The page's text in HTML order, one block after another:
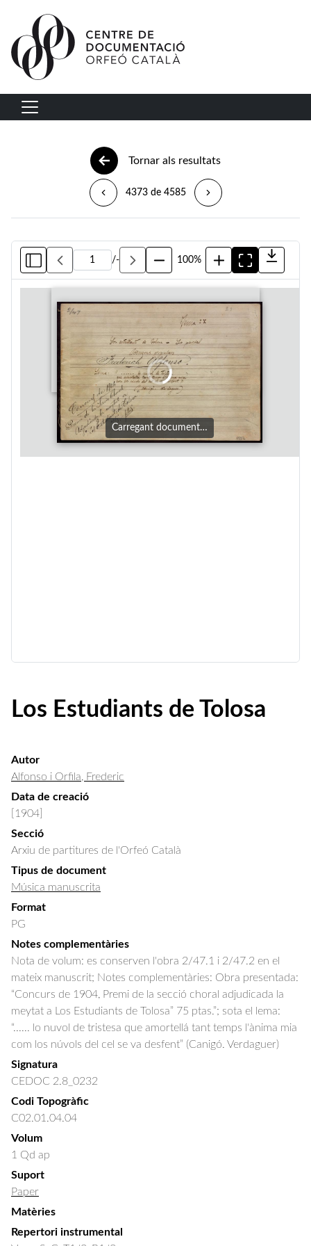
Vés al contingut
Navegació principal
Tornar als resultats
4373 de 4585
/- 100%
Carregant document…
Los Estudiants de Tolosa
Autor
Alfonso i Orfila, Frederic
Data de creació
[1904]
Secció
Arxiu de partitures de l'Orfeó Català
Tipus de document
Música manuscrita
Format
PG
Notes complementàries
Nota de volum: es conserven l'obra 2/47.1 i 2/47.2 en el
mateix manuscrit; Notes complementàries: Obra presentada:
“Concurs de 1904, Premi de la secció choral adjudicada la
meytat a Los Estudiants de Tolosa” 75 ptas.”; sota el lema:
“...... lo nuvol de tristesa que amortellá tant temps l'ànima mia
com los núvols del cel se va desfent” (Canigó. Verdaguer)
Signatura
CEDOC 2.8_0232
Codi Topogràfic
C02.01.04.04
Volum
1 Qd ap
Suport
Paper
Matèries
Repertori instrumental